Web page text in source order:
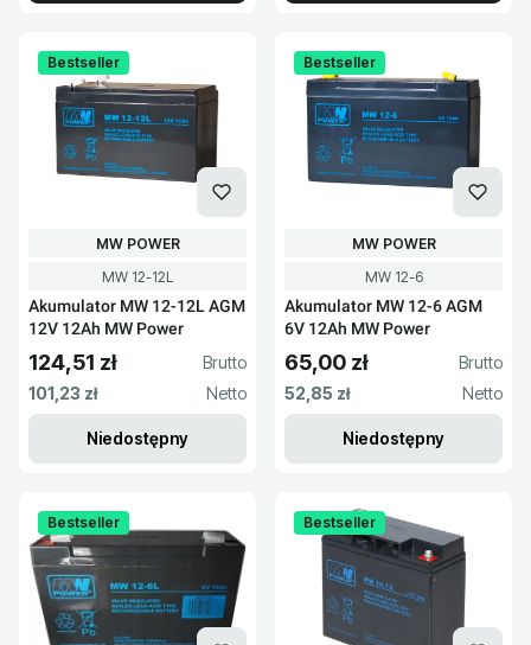
Bestseller
Kod produktu
MW 12-12L
Akumulator MW 12-12L AGM
12V 12Ah MW Power
PRODUCENT
MW POWER
Cena brutto
124,51 zł
Cena netto
101,23 zł
Niedostępny
Bestseller
Kod produktu
MW 12-6
Akumulator MW 12-6 AGM
6V 12Ah MW Power
PRODUCENT
MW POWER
Cena brutto
65,00 zł
Cena netto
52,85 zł
Niedostępny
Bestseller Bestseller